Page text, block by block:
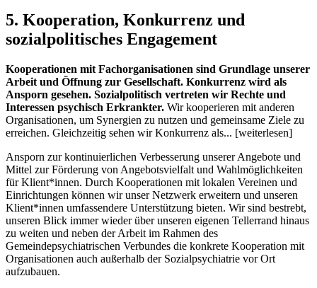
5. Kooperation, Konkurrenz und
sozialpolitisches Engagement
Kooperationen mit Fachorganisationen sind Grundlage unserer
Arbeit und Öffnung zur Gesellschaft. Konkurrenz wird als
Ansporn gesehen. Sozialpolitisch vertreten wir Rechte und
Interessen psychisch Erkrankter. Wir kooperieren mit anderen
Organisationen, um Synergien zu nutzen und gemeinsame Ziele zu
erreichen. Gleichzeitig sehen wir Konkurrenz als... [weiterlesen]
Ansporn zur kontinuierlichen Verbesserung unserer Angebote und
Mittel zur Förderung von Angebotsvielfalt und Wahlmöglichkeiten
für Klient*innen. Durch Kooperationen mit lokalen Vereinen und
Einrichtungen können wir unser Netzwerk erweitern und unseren
Klient*innen umfassendere Unterstützung bieten. Wir sind bestrebt,
unseren Blick immer wieder über unseren eigenen Tellerrand hinaus
zu weiten und neben der Arbeit im Rahmen des
Gemeindepsychiatrischen Verbundes die konkrete Kooperation mit
Organisationen auch außerhalb der Sozialpsychiatrie vor Ort
aufzubauen.